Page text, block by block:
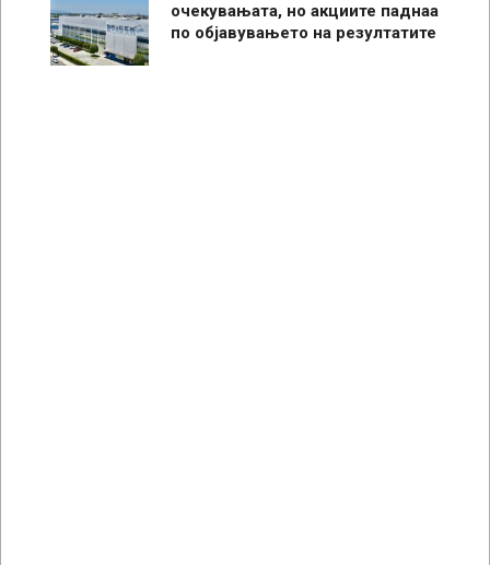
очекувањата, но акциите паднаа
по објавувањето на резултатите